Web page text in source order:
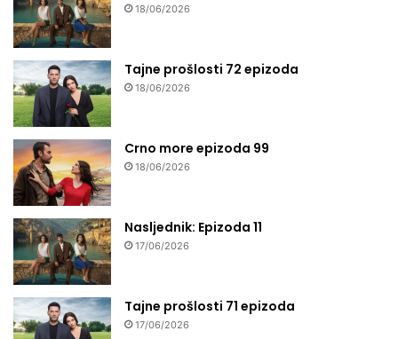
18/06/2026
Tajne prošlosti 72 epizoda
18/06/2026
Crno more epizoda 99
18/06/2026
Nasljednik: Epizoda 11
17/06/2026
Tajne prošlosti 71 epizoda
17/06/2026